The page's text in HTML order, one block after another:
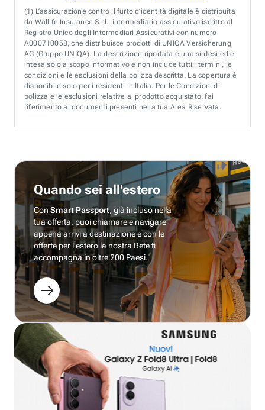
(1) L’assicurazione contro il furto d’identità digitale è distribuita
da Wallife Insurance S.r.l., intermediario assicurativo iscritto al
Registro Unico degli Intermediari Assicurativi con numero
A000710058, che distribuisce prodotti di UNIQA Versicherung
AG (Gruppo UNIQA). La descrizione riportata è una sintesi ed è
intesa solo a scopo informativo e non include tutti i termini, le
condizioni e le esclusioni della polizza descritta. La copertura è
disponibile solo per i residenti in Italia. Per le Condizioni di
polizza e le esclusioni relative al prodotto acquistato, fai
riferimento ai documenti presenti nella tua Area Riservata.
Quando sei all'estero
ConSmart Passport, già incluso nella
tua offerta, puoi chiamare e navigare
appena arrivi a destinazione e con le
offerte per l’estero la nostra Rete ti
accompagna in oltre 200 Paesi.